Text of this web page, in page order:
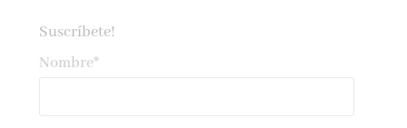
Suscríbete!
Nombre*